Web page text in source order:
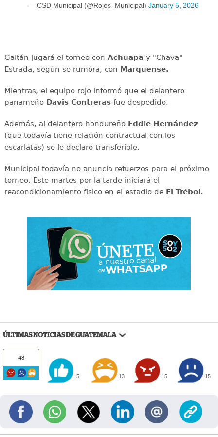
— CSD Municipal (@Rojos_Municipal) January 5, 2026
Gaitán jugará el torneo con Achuapa y "Chava"
Estrada, según se rumora, con Marquense.
Mientras, el equipo rojo informó que el delantero
panameño Davis Contrerasfue despedido.
Además, al delantero hondureño Eddie Hernández
(que todavía tiene relación contractual con los
escarlatas) se le declaró transferible.
Municipal todavía no anuncia refuerzos para el próximo
torneo. Este martes por la tarde iniciará el
reacondicionamiento físico en el estadio deEl Trébol.
ÚLTIMAS NOTICIAS DE GUATEMALA
48
5 13 15 15